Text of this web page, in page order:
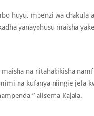
huyu, mpenzi wa chakula
yanayohusu maisha
na nitahakikisha
na kufanya niingie jela
alisema Kajala.